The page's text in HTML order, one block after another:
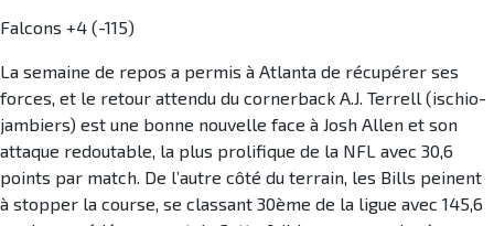
Falcons +4 (-115)
La semaine de repos a permis à Atlanta de récupérer ses
forces, et le retour attendu du cornerback A.J. Terrell (ischio-
jambiers) est une bonne nouvelle face à Josh Allen et son
attaque redoutable, la plus prolifique de la NFL avec 30,6
points par match. De l’autre côté du terrain, les Bills peinent
à stopper la course, se classant 30ème de la ligue avec 145,6